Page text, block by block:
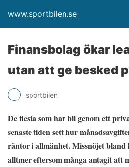
www.sportbilen.se
Finansbolag ökar
utan att ge besked
sportbilen
De flesta som har bil genom ett
senaste tiden sett hur
räntor i allmänhet. Missnöjet bland
alltmer eftersom många antagit att